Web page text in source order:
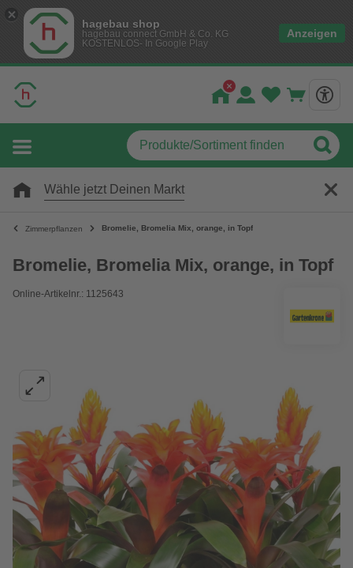
hagebau shop
hagebau connect GmbH & Co. KG
KOSTENLOS- In Google Play
Anzeigen
Wähle jetzt Deinen Markt
Zimmerpflanzen Bromelie, Bromelia Mix, orange, in Topf
Bromelie, Bromelia Mix, orange, in Topf
Online-Artikelnr.: 1125643